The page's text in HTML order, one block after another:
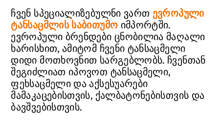
ჩვენ სპეციალიზებულნი ვართ ევროპული
ტანსაცმლის საბითუმო იმპორტში.
ევროპული ბრენდები ცნობილია მაღალი
ხარისხით, ამიტომ ჩვენი ტანსაცმელი
დიდი მოთხოვნით სარგებლობს. ჩვენთან
შეგიძლიათ იპოვოთ ტანსაცმელი,
ფეხსაცმელი და აქსესუარები
მამაკაცებისთვის, ქალბატონებისთვის და
ბავშვებისთვის.